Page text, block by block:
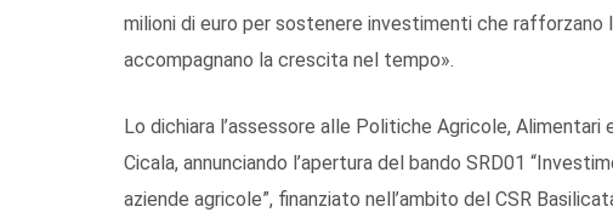
milioni di euro per sostenere investimenti che
accompagnano la crescita nel tempo».
Lo dichiara l’assessore alle Politiche Agricole, Alimentari
Cicala, annunciando l’apertura del bando SRD01
aziende agricole”, finanziato nell’ambito del CSR